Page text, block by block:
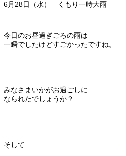
6月28日（水） くもり一時大雨
今日のお昼過ぎごろの雨は
一瞬でしたけどすごかったですね。
みなさまいかがお過ごしに
なられたでしょうか？
そして